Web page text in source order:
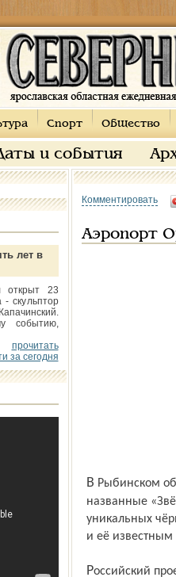
Спорт Общество
и события
лет в
открыт 23
скульптор
событию,
прочитать
за сегодня
Комментировать
Аэропорт
В Рыбинском общественно-культурном центре работали сразу две экспозиции,
названные
уникальных
и её
Российский проект выставки подготовлен авиакомпанией «Эр Франс» совместно с